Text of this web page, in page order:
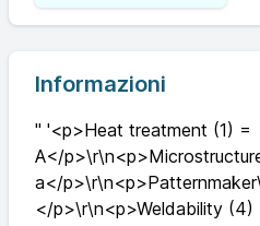
Informazioni
" '<p>Heat treatment (1) =
A</
a</
</p>\r\n<p>Weldability (4)